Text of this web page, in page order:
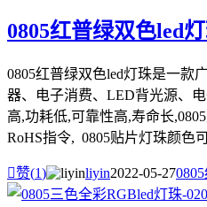
0805红普绿双色led
0805红普绿双色led灯珠是一款
器、电子消费、LED背光源、
高,功耗低,可靠性高,寿命长
RoHS指令, 0805贴片灯珠颜色
赞(1) liyin2022-05-27